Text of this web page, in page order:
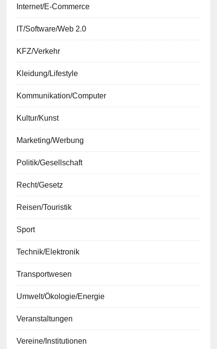
Internet/E-Commerce
IT/Software/Web 2.0
KFZ/Verkehr
Kleidung/Lifestyle
Kommunikation/Computer
Kultur/Kunst
Marketing/Werbung
Politik/Gesellschaft
Recht/Gesetz
Reisen/Touristik
Sport
Technik/Elektronik
Transportwesen
Umwelt/Ökologie/Energie
Veranstaltungen
Vereine/Institutionen